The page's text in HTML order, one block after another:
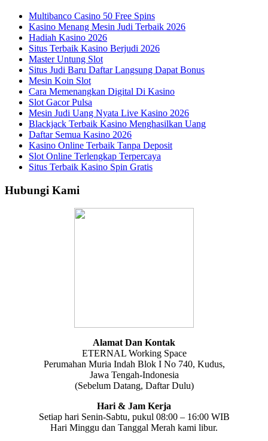
Multibanco Casino 50 Free Spins
Kasino Menang Mesin Judi Terbaik 2026
Hadiah Kasino 2026
Situs Terbaik Kasino Berjudi 2026
Master Untung Slot
Situs Judi Baru Daftar Langsung Dapat Bonus
Mesin Koin Slot
Cara Memenangkan Digital Di Kasino
Slot Gacor Pulsa
Mesin Judi Uang Nyata Live Kasino 2026
Blackjack Terbaik Kasino Menghasilkan Uang
Daftar Semua Kasino 2026
Kasino Online Terbaik Tanpa Deposit
Slot Online Terlengkap Terpercaya
Situs Terbaik Kasino Spin Gratis
Hubungi Kami
Alamat Dan Kontak
ETERNAL Working Space
Perumahan Muria Indah Blok I No 740, Kudus,
Jawa Tengah-Indonesia
(Sebelum Datang, Daftar Dulu)
Hari & Jam Kerja
Setiap hari Senin-Sabtu, pukul 08:00 – 16:00 WIB
Hari Minggu dan Tanggal Merah kami libur.